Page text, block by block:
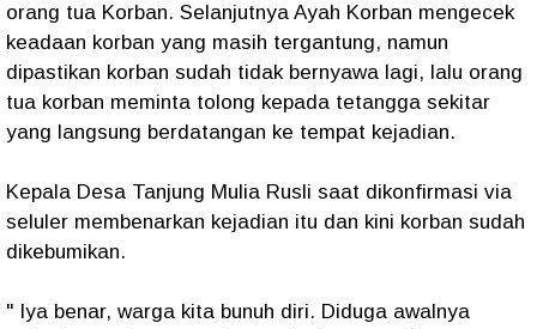
orang tua Korban. Selanjutnya Ayah Korban mengecek
keadaan korban yang masih tergantung, namun
dipastikan korban sudah tidak bernyawa lagi, lalu orang
tua korban meminta tolong kepada tetangga sekitar
yang langsung berdatangan ke tempat kejadian.
Kepala Desa Tanjung Mulia Rusli saat dikonfirmasi via
seluler membenarkan kejadian itu dan kini korban sudah
dikebumikan.
" Iya benar, warga kita bunuh diri. Diduga awalnya